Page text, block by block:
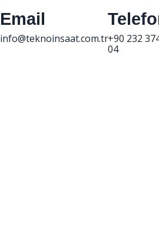
Email
info@teknoinsaat.com.tr+90 232
04